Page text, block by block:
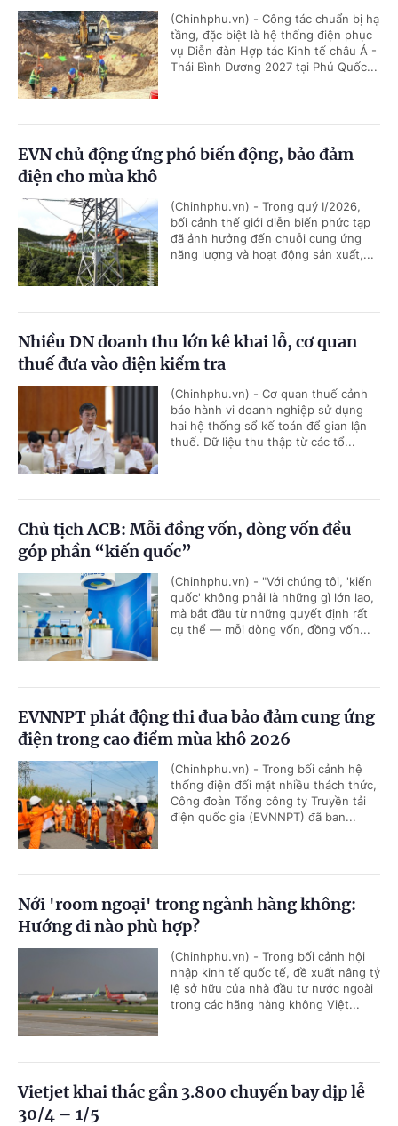
(Chinhphu.vn) - Công tác chuẩn bị hạ
tầng, đặc biệt là hệ thống điện phục
vụ Diễn đàn Hợp tác Kinh tế châu Á -
Thái Bình Dương 2027 tại Phú Quốc...
EVN chủ động ứng phó biến động, bảo đảm
điện cho mùa khô
(Chinhphu.vn) - Trong quý I/2026,
bối cảnh thế giới diễn biến phức tạp
đã ảnh hưởng đến chuỗi cung ứng
năng lượng và hoạt động sản xuất,...
Nhiều DN doanh thu lớn kê khai lỗ, cơ quan
thuế đưa vào diện kiểm tra
(Chinhphu.vn) - Cơ quan thuế cảnh
báo hành vi doanh nghiệp sử dụng
hai hệ thống sổ kế toán để gian lận
thuế. Dữ liệu thu thập từ các tổ...
Chủ tịch ACB: Mỗi đồng vốn, dòng vốn đều
góp phần “kiến quốc”
(Chinhphu.vn) - "Với chúng tôi, 'kiến
quốc' không phải là những gì lớn lao,
mà bắt đầu từ những quyết định rất
cụ thể — mỗi dòng vốn, đồng vốn...
EVNNPT phát động thi đua bảo đảm cung ứng
điện trong cao điểm mùa khô 2026
(Chinhphu.vn) - Trong bối cảnh hệ
thống điện đối mặt nhiều thách thức,
Công đoàn Tổng công ty Truyền tải
điện quốc gia (EVNNPT) đã ban...
Nới 'room ngoại' trong ngành hàng không:
Hướng đi nào phù hợp?
(Chinhphu.vn) - Trong bối cảnh hội
nhập kinh tế quốc tế, đề xuất nâng tỷ
lệ sở hữu của nhà đầu tư nước ngoài
trong các hãng hàng không Việt...
Vietjet khai thác gần 3.800 chuyến bay dịp lễ
30/4 – 1/5